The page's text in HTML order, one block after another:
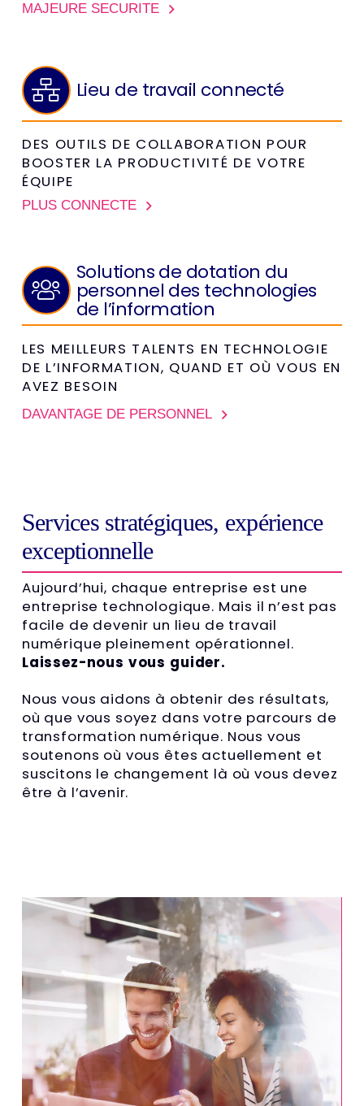
MAJEURE SÉCURITÉ
Lieu de travail connecté
DES OUTILS DE COLLABORATION POUR
BOOSTER LA PRODUCTIVITÉ DE VOTRE
ÉQUIPE
PLUS CONNECTÉ
Solutions de dotation du
personnel des technologies
de l’information
LES MEILLEURS TALENTS EN TECHNOLOGIE
DE L’INFORMATION, QUAND ET OÙ VOUS EN
AVEZ BESOIN
DAVANTAGE DE PERSONNEL
Services stratégiques, expérience
exceptionnelle
Aujourd’hui, chaque entreprise est une
entreprise technologique. Mais il n’est pas
facile de devenir un lieu de travail
numérique pleinement opérationnel.
Laissez-nous vous guider.
Nous vous aidons à obtenir des résultats,
où que vous soyez dans votre parcours de
transformation numérique. Nous vous
soutenons où vous êtes actuellement et
suscitons le changement là où vous devez
être à l’avenir.